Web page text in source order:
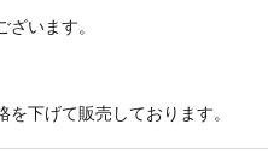
います。
下げて販売しております。